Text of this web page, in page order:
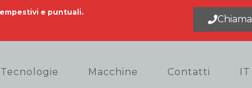
e puntuali.
Chiama
Tecnologie Macchine Contatti IT